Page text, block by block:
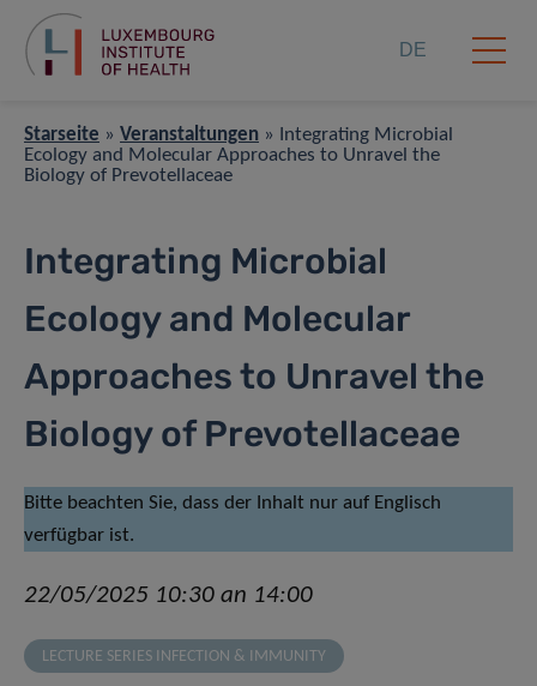
DE
Starseite » Veranstaltungen »
Integrating Microbial
Ecology and Molecular Approaches to Unravel the
Biology of Prevotellaceae
Integrating Microbial
Ecology and Molecular
Approaches to Unravel the
Biology of Prevotellaceae
Bitte beachten Sie, dass der Inhalt nur auf Englisch
verfügbar ist.
22/05/2025 10:30 an 14:00
LECTURE SERIES INFECTION & IMMUNITY